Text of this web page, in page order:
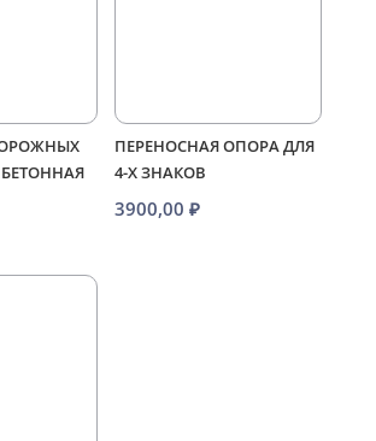
ПЕРЕНОСНАЯ ОПОРА ДЛЯ
4-Х ЗНАКОВ
3900,00₽